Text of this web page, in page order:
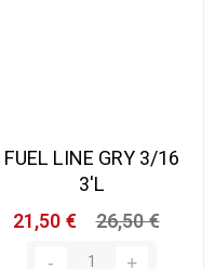
FUEL LINE GRY 3/16
3'L
21,50 €
26,50 €